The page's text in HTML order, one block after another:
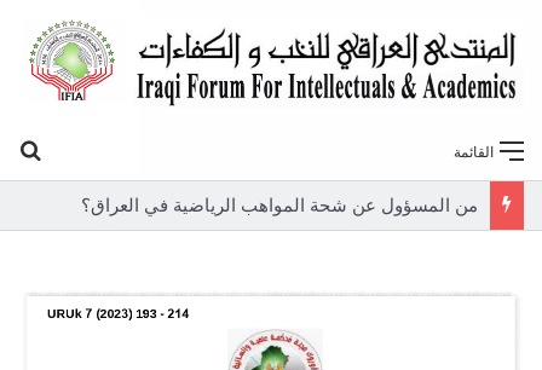
القائمة
من المسؤول عن شحة المواهب الرياضية في العراق؟